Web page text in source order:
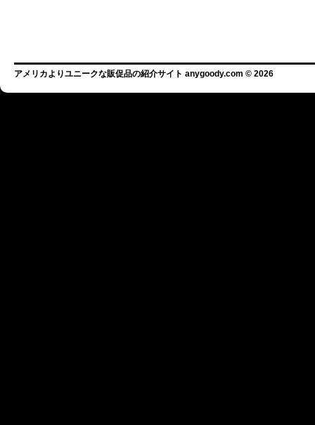
アメリカよりユニークな販促品の紹介サイト anygoody.com © 2026